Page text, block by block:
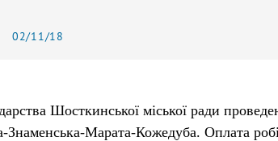
02/11/18
Шосткинської міської ради
Знаменська-Марата-Кожедуба. Оплата